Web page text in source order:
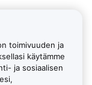
toimivuuden ja
käytämme
ja sosiaalisen